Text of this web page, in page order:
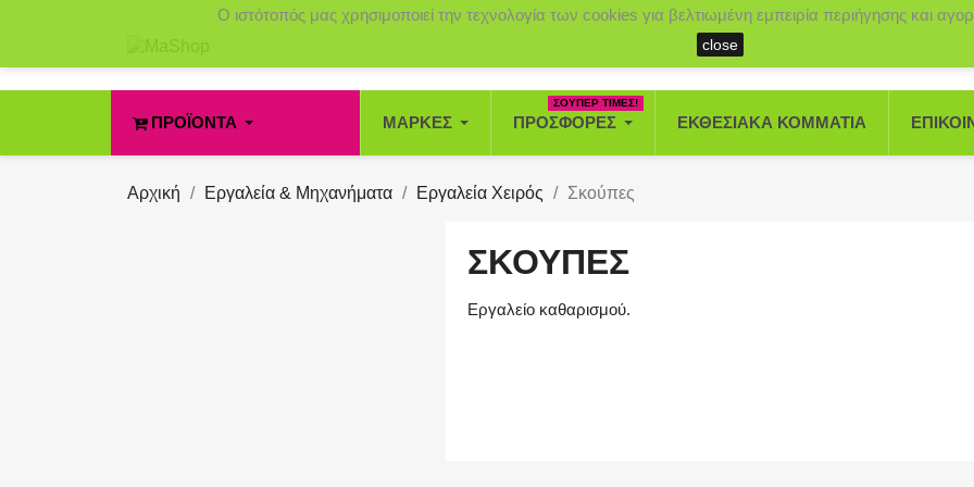
ΠΡΟΪΌΝΤΑ ΜΆΡΚΕΣ ΠΡΟΣΦΟΡΈΣ
ΣΟΥΠΕΡ ΤΙΜΕΣ!
ΕΚΘΕΣΙΑΚΆ ΚΟΜΜΆΤΙΑ
Αρχική Εργαλεία & Μηχανήματα Εργαλεία Χειρός Σκούπες
ΣΚΟΎΠΕΣ
Εργαλείο καθαρισμού.
Ο ιστότοπός μας χρησιμοποιεί την τεχνολογία των cookies για βελτιωμένη εμπειρία περιήγησης και
close